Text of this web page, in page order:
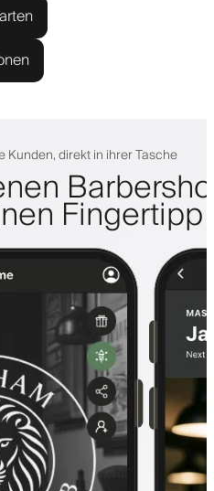
Kunden, direkt in ihrer Tasche